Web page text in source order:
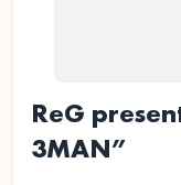
ReG
3MAN”